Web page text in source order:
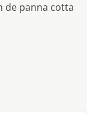
de panna cotta